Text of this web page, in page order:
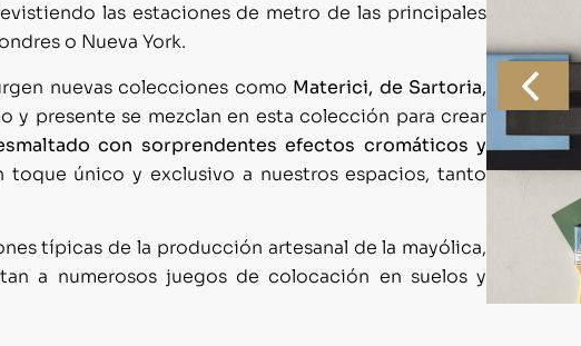
las estaciones de metro de las principales
o Nueva York.
nuevas colecciones como Materici, de Sartoria,
y presente se mezclan en esta colección para crear
con sorprendentes efectos cromáticos y
toque único y exclusivo a nuestros espacios, tanto
típicas de la producción artesanal de la mayólica,
a numerosos juegos de colocación en suelos y